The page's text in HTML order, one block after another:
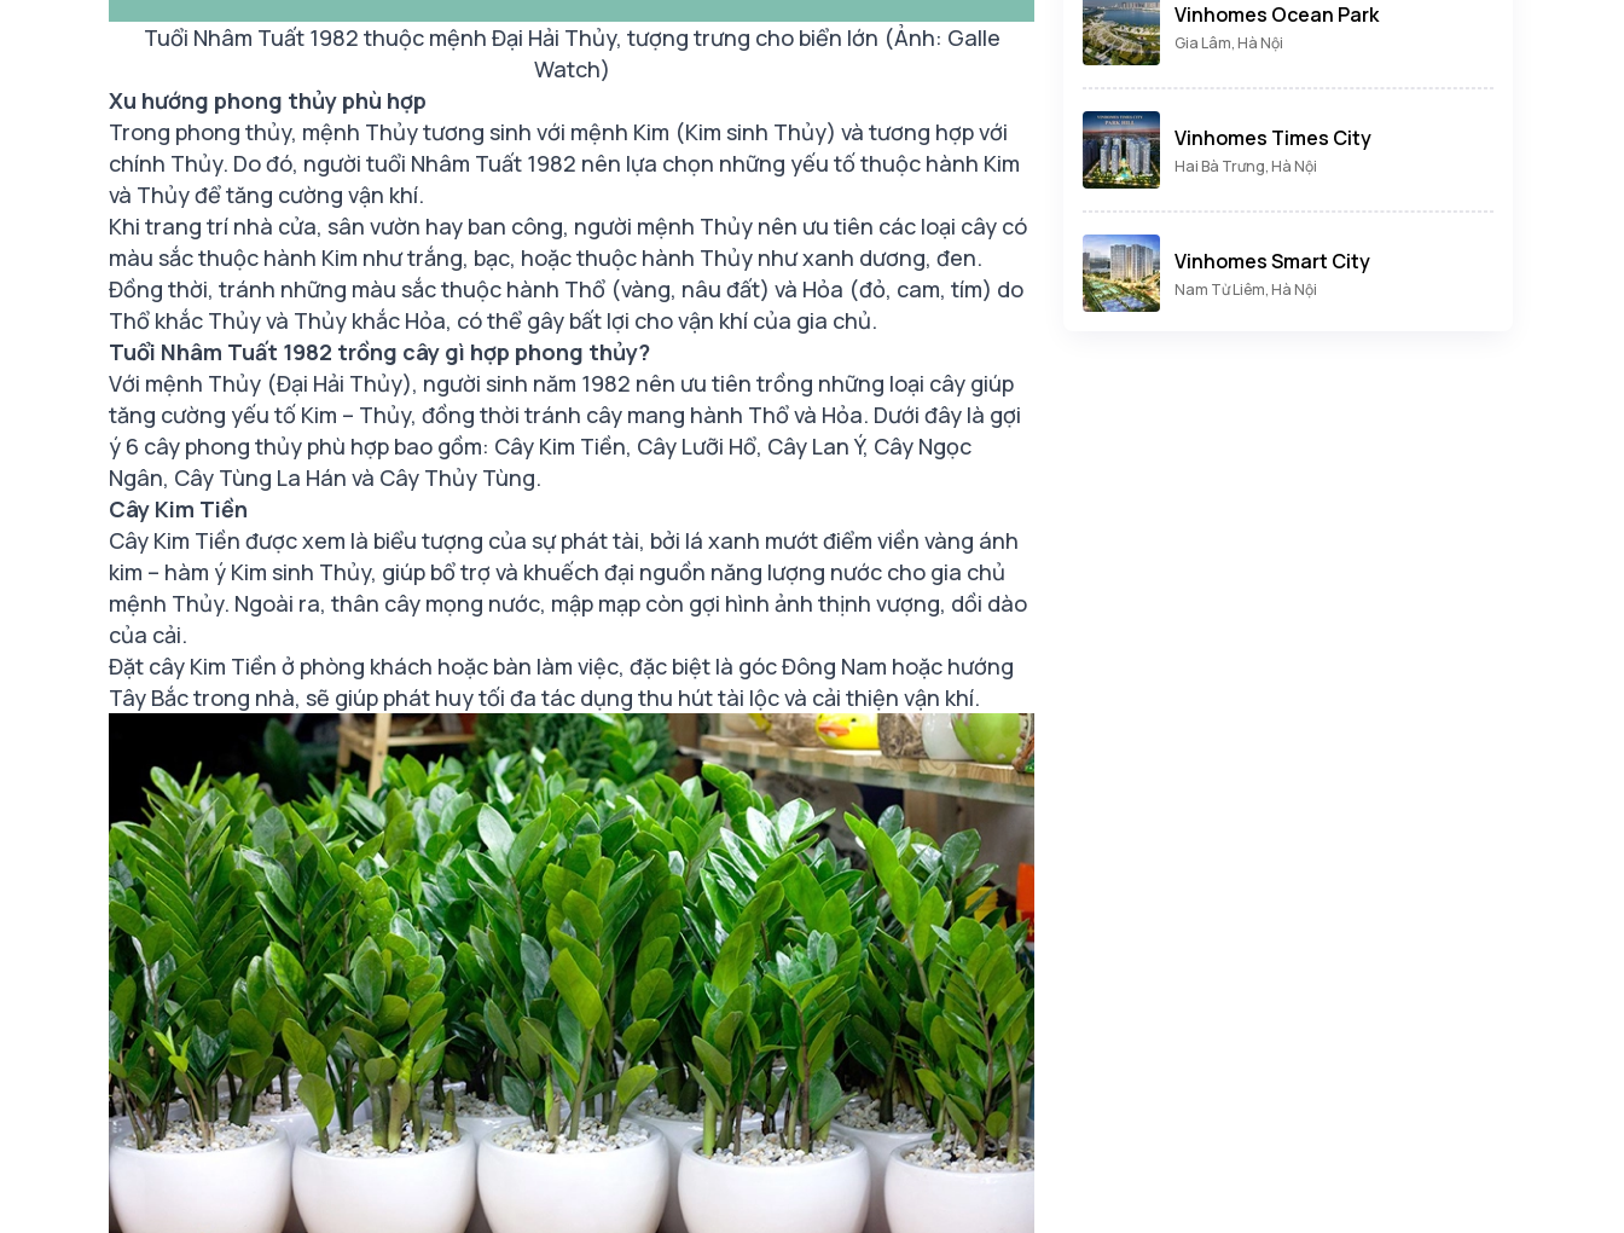
Tuổi Nhâm Tuất 1982 thuộc mệnh Đại Hải Thủy, tượng trưng cho biển lớn (Ảnh: Galle
Watch)
Xu hướng phong thủy phù hợp
Trong phong thủy, mệnh Thủy tương sinh với mệnh Kim (Kim sinh Thủy) và tương hợp với
chính Thủy. Do đó, người tuổi Nhâm Tuất 1982 nên lựa chọn những yếu tố thuộc hành Kim
và Thủy để tăng cường vận khí.
Khi trang trí nhà cửa, sân vườn hay ban công, người mệnh Thủy nên ưu tiên các loại cây có
màu sắc thuộc hành Kim như trắng, bạc, hoặc thuộc hành Thủy như xanh dương, đen.
Đồng thời, tránh những màu sắc thuộc hành Thổ (vàng, nâu đất) và Hỏa (đỏ, cam, tím) do
Thổ khắc Thủy và Thủy khắc Hỏa, có thể gây bất lợi cho vận khí của gia chủ.
Tuổi Nhâm Tuất 1982 trồng cây gì hợp phong thủy?
Với mệnh Thủy (Đại Hải Thủy), người sinh năm 1982 nên ưu tiên trồng những loại cây giúp
tăng cường yếu tố Kim – Thủy, đồng thời tránh cây mang hành Thổ và Hỏa. Dưới đây là gợi
ý 6 cây phong thủy phù hợp bao gồm: Cây Kim Tiền, Cây Lưỡi Hổ, Cây Lan Ý, Cây Ngọc
Ngân, Cây Tùng La Hán và Cây Thủy Tùng.
Cây Kim Tiền
Cây Kim Tiền được xem là biểu tượng của sự phát tài, bởi lá xanh mướt điểm viền vàng ánh
kim – hàm ý Kim sinh Thủy, giúp bổ trợ và khuếch đại nguồn năng lượng nước cho gia chủ
mệnh Thủy. Ngoài ra, thân cây mọng nước, mập mạp còn gợi hình ảnh thịnh vượng, dồi dào
của cải.
Đặt cây Kim Tiền ở phòng khách hoặc bàn làm việc, đặc biệt là góc Đông Nam hoặc hướng
Tây Bắc trong nhà, sẽ giúp phát huy tối đa tác dụng thu hút tài lộc và cải thiện vận khí.
Vinhomes Ocean Park
Gia Lâm, Hà Nội
Vinhomes Times City
Hai Bà Trưng, Hà Nội
Vinhomes Smart City
Nam Từ Liêm, Hà Nội